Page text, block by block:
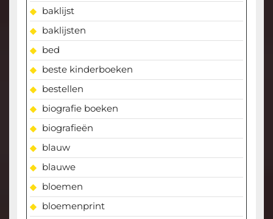
baklijst
baklijsten
bed
beste kinderboeken
bestellen
biografie boeken
biografieën
blauw
blauwe
bloemen
bloemenprint